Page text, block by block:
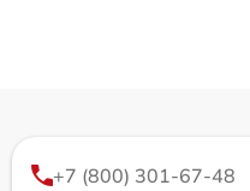
+7 (800) 301-67-48